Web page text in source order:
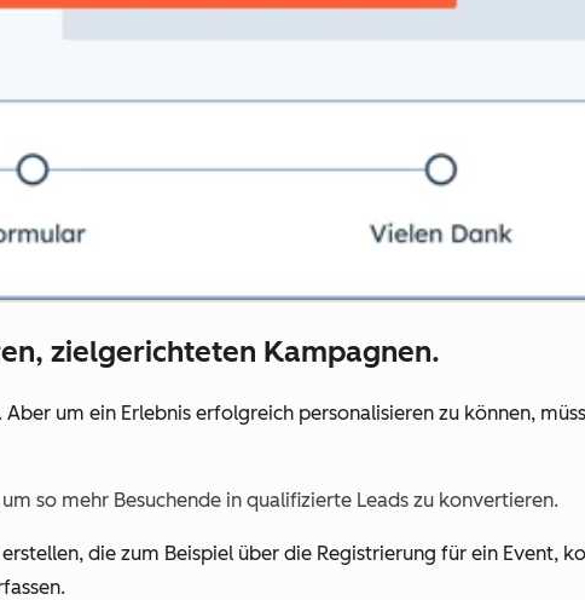
zielgerichteten Kampagnen.
um ein Erlebnis erfolgreich personalisieren zu können,
um so mehr Besuchende in qualifizierte Leads zu konvertieren.
die zum Beispiel über die Registrierung für ein Event,